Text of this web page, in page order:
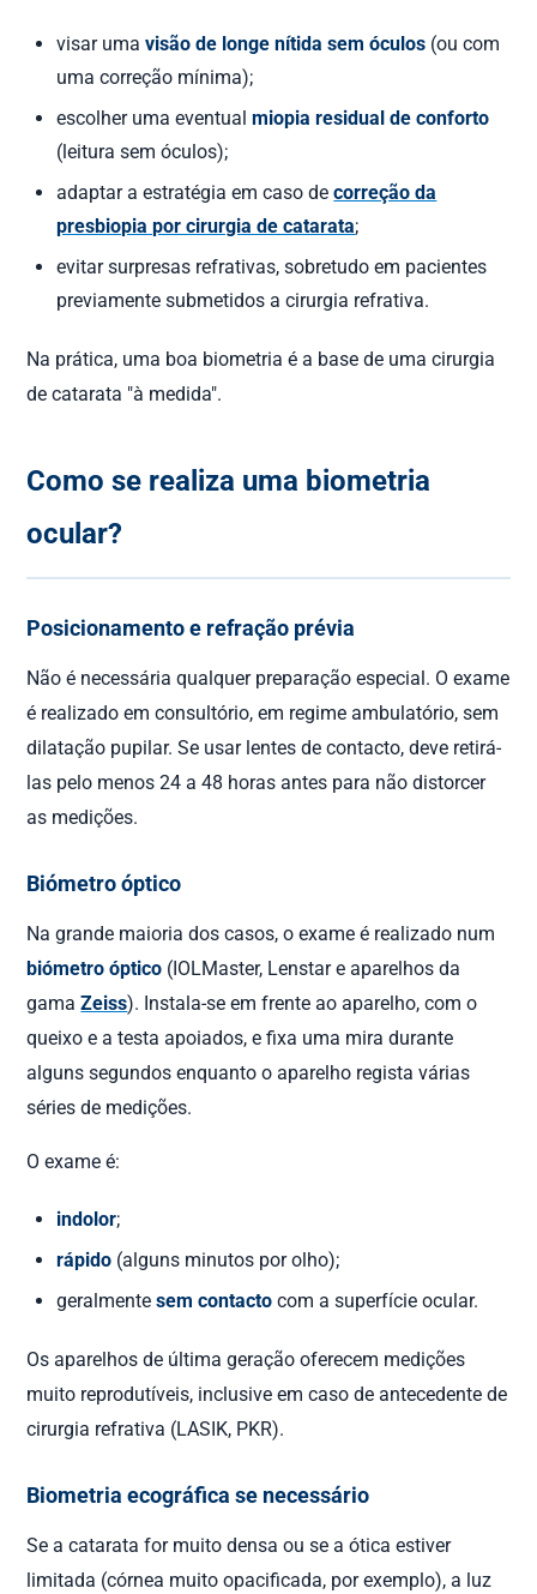
visar umavisão de longe nítida sem óculos (ou com
uma correção mínima);
escolher uma eventualmiopia residual de conforto
(leitura sem óculos);
adaptar a estratégia em caso decorreção da
presbiopia por cirurgia de catarata;
evitar surpresas refrativas, sobretudo em pacientes
previamente submetidos a cirurgia refrativa.
Na prática, uma boa biometria é a base de uma cirurgia
de catarata "à medida".
Como se realiza uma biometria
ocular?
Posicionamento e refração prévia
Não é necessária qualquer preparação especial. O exame
é realizado em consultório, em regime ambulatório, sem
dilatação pupilar. Se usar lentes de contacto, deve retirá-
las pelo menos 24 a 48 horas antes para não distorcer
as medições.
Biómetro óptico
Na grande maioria dos casos, o exame é realizado num
biómetro óptico (IOLMaster, Lenstar e aparelhos da
gamaZeiss). Instala-se em frente ao aparelho, com o
queixo e a testa apoiados, e fixa uma mira durante
alguns segundos enquanto o aparelho regista várias
séries de medições.
O exame é:
indolor;
rápido (alguns minutos por olho);
geralmentesem contacto com a superfície ocular.
Os aparelhos de última geração oferecem medições
muito reprodutíveis, inclusive em caso de antecedente de
cirurgia refrativa (LASIK, PKR).
Biometria ecográfica se necessário
Se a catarata for muito densa ou se a ótica estiver
limitada (córnea muito opacificada, por exemplo), a luz